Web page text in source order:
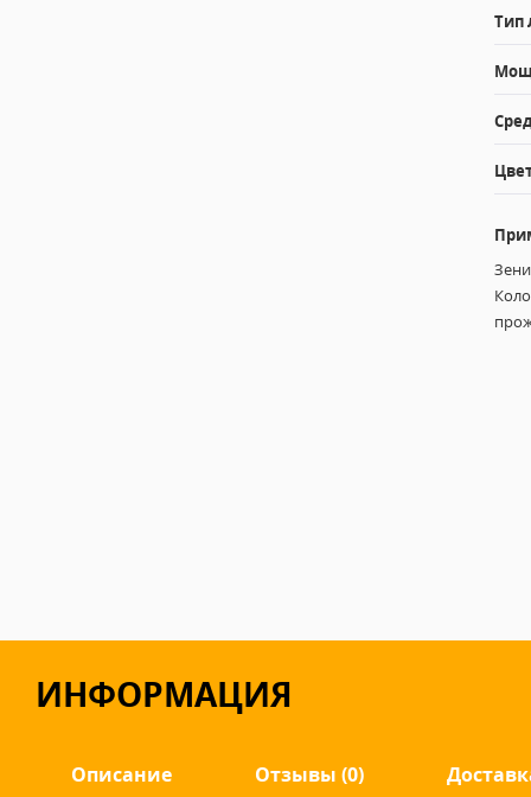
Тип
ИНФОРМАЦИЯ
Описание Отзывы (0)